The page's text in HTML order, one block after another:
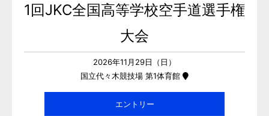
1回JKC全国高等学校空手道選手権
大会
2026年11月29日（日）
国立代々木競技場 第1体育館
エントリー